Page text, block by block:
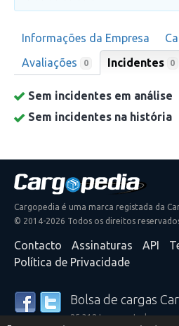
Informações da Empresa
Avaliações 0 Incidentes 0
Sem incidentes em análise
Sem incidentes na história
Cargopedia é uma marca registada da
© 2014-2026 Todos os direitos
Contacto Assinaturas API
Política de Privacidade
Bolsa de cargas
25.312 transportadores e